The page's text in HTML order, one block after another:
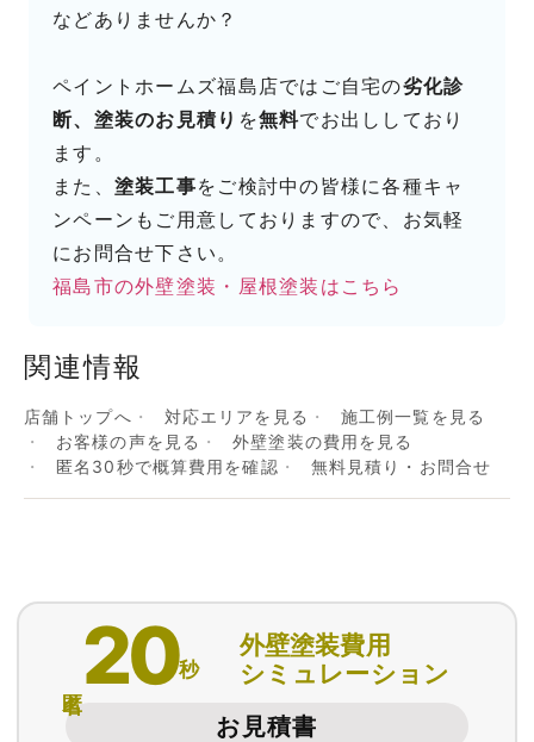
などありませんか？
ペイントホームズ福島店ではご自宅の劣化診
断、塗装のお見積り を無料でお出ししており
ます。
また、 塗装工事をご検討中の皆様に各種キャ
ンペーンもご用意しておりますので、お気軽
にお問合せ下さい。
福島市の外壁塗装・屋根塗装はこちら
関連情報
店舗トップへ 対応エリアを見る
施工例一覧を見る
お客様の声を見る
外壁塗装の費用を見る
匿名30秒で概算費用を確認
無料見積り・お問合せ
20秒
外壁塗装費用
シミュレーション
お見積書